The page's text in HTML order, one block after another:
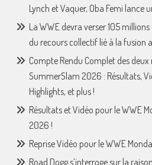
Lynch et Vaquer, Oba Femi lance
La WWE devra verser 105
du recours collectif lié à la fusion
Compte Rendu Complet des
SummerSlam 2026 : Résultats,
Highlights, et plus !
Résultats et Vidéo pour le WWE
2026 !
Reprise Vidéo pour le WWE
Road Dogg s’interroge sur la